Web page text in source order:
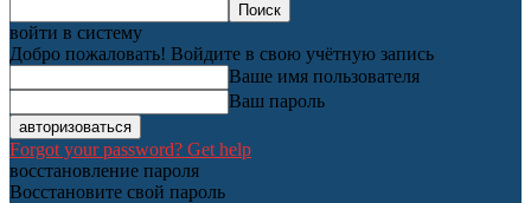
войти в систему
Добро пожаловать! Войдите в свою учётную запись
Ваше имя пользователя
Ваш пароль
Forgot your password? Get help
восстановление пароля
Восстановите свой пароль